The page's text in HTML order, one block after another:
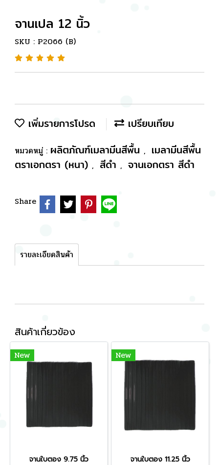
จานเปล 12 นิ้ว
SKU : P2066 (B)
เพิ่มรายการโปรด เปรียบเทียบ
หมวดหมู่ : ผลิตภัณฑ์เมลามีนสีพื้น , เมลามีนสีพื้น
ตราเอกตรา (หนา) , สีดำ , จานเอกตรา สีดำ
Share
รายละเอียดสินค้า
สินค้าเกี่ยวข้อง
New
จานใบตอง 9.75 นิ้ว
New
จานใบตอง 11.25 นิ้ว